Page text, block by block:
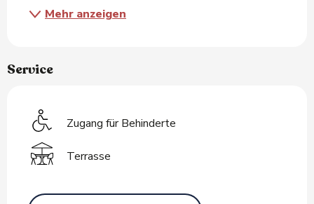
Mehr anzeigen
Service
Zugang für Behinderte
Terrasse